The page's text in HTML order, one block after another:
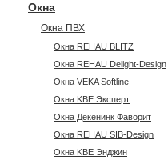
Окна
Окна ПВХ
Окна REHAU BLITZ
Окна REHAU Delight-Design
Окна VEKA Softline
Окна KBE Эксперт
Окна Декенинк Фаворит
Окна REHAU SIB-Design
Окна KBE Энджин